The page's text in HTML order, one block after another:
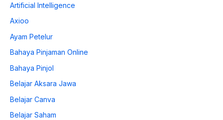
Artificial Intelligence
Axioo
Ayam Petelur
Bahaya Pinjaman Online
Bahaya Pinjol
Belajar Aksara Jawa
Belajar Canva
Belajar Saham